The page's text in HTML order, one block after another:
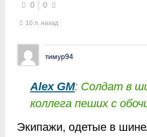
0 0
10 л. назад
тимур94
Alex GM: Солдат в
коллега пеших с
Экипажи, одетые в